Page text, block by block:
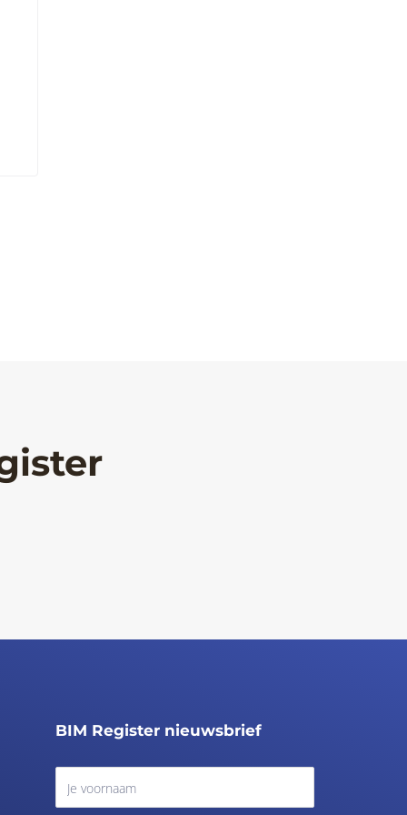
BIM Register nieuwsbrief